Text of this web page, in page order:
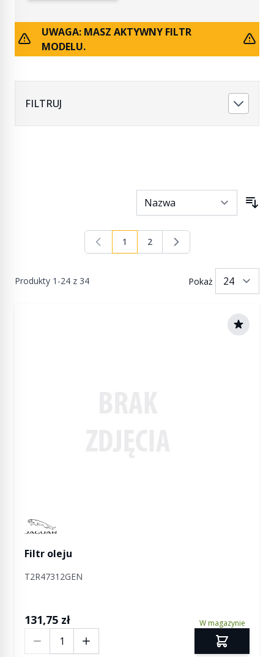
UWAGA: MASZ AKTYWNY FILTR
MODELU.
FILTRUJ
Produkty 1 -24 z 34
Aktualnie czytasz stronę
1 Strona
2
Pokaż
Manufactured by Jaguar
Filtr oleju
T2R47312GEN
131,75 zł W magazynie